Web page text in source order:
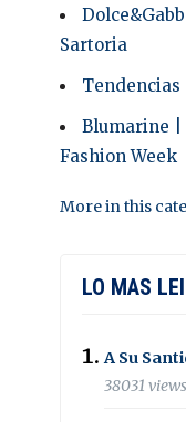
Sartoria
Tendencias
Blumarine |
Fashion Week
More in this
LO MAS
A Su
38031 views